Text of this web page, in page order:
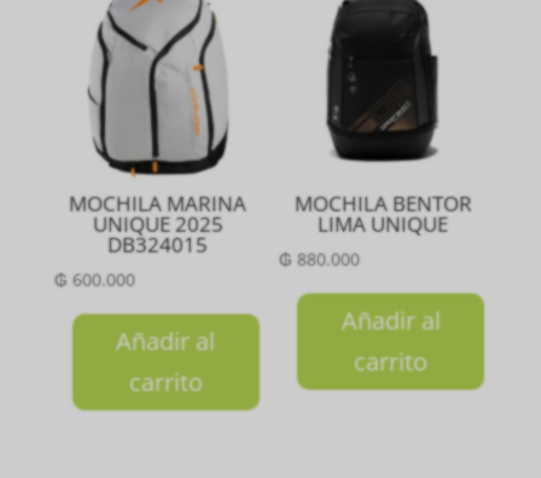
MOCHILA MARINA
UNIQUE 2025
DB324015
₲600.000
Añadir al
carrito
MOCHILA BENTOR
LIMA UNIQUE
₲ 880.000
Añadir al
carrito